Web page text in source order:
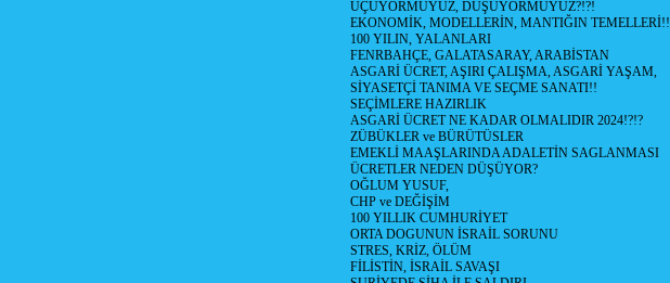
UÇUYORMUYUZ, DÜŞÜYORMUYUZ?!?!
EKONOMİK, MODELLERİN, MANTIĞIN TEMELLERİ!!
100 YILIN, YALANLARI
FENRBAHÇE, GALATASARAY, ARABİSTAN
ASGARİ ÜCRET, AŞIRI ÇALIŞMA, ASGARİ YAŞAM,
SİYASETÇİ TANIMA VE SEÇME SANATI!!
SEÇİMLERE HAZIRLIK
ASGARİ ÜCRET NE KADAR OLMALIDIR 2024!?!?
ZÜBÜKLER ve BÜRÜTÜSLER
EMEKLİ MAAŞLARINDA ADALETİN SAGLANMASI
ÜCRETLER NEDEN DÜŞÜYOR?
OĞLUM YUSUF,
CHP ve DEĞİŞİM
100 YILLIK CUMHURİYET
ORTA DOGUNUN İSRAİL SORUNU
STRES, KRİZ, ÖLÜM
FİLİSTİN, İSRAİL SAVAŞI